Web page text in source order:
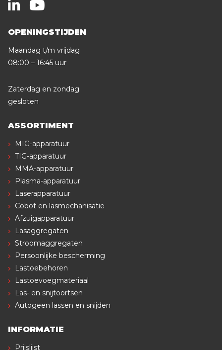
OPENINGSTIJDEN
Maandag t/m vrijdag
08:00 – 16:45 uur
Zaterdag en zondag
gesloten
ASSORTIMENT
MIG-apparatuur
TIG-apparatuur
MMA-apparatuur
Plasma-apparatuur
Laserapparatuur
Cobot en lasmechanisatie
Afzuigapparatuur
Lasaggregaten
Stroomaggregaten
Persoonlijke bescherming
Lastoebehoren
Lastoevoegmateriaal
Las- en snijtoortsen
Autogeen lassen en snijden
INFORMATIE
Prijslijst